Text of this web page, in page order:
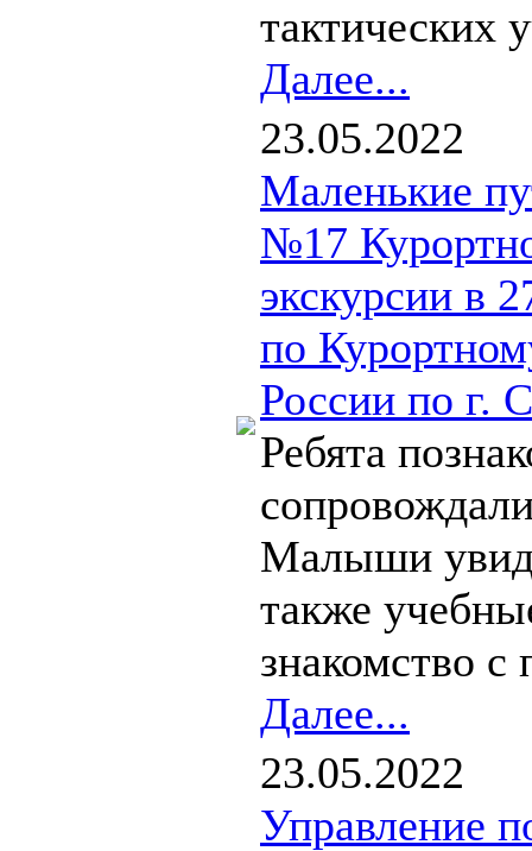
тактических
Далее...
23.05.2022
Маленькие
№17
экскурсии в
по
России по г.
Ребята
Малыши
также
знакомство
Далее...
23.05.2022
Управление